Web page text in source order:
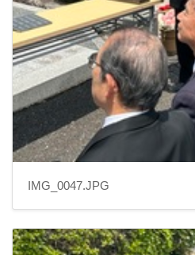
IMG_0047.JPG